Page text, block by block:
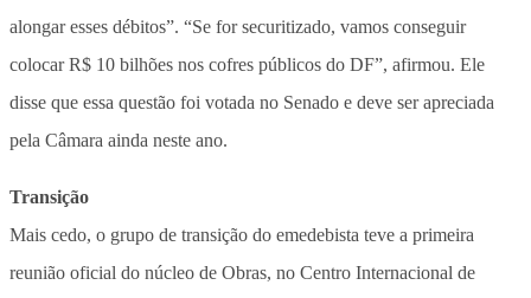
alongar esses débitos”. “Se for securitizado, vamos conseguir
colocar R$ 10 bilhões nos cofres públicos do DF”, afirmou. Ele
disse que essa questão foi votada no Senado e deve ser apreciada
pela Câmara ainda neste ano.
Transição
Mais cedo, o grupo de transição do emedebista teve a primeira
reunião oficial do núcleo de Obras, no Centro Internacional de